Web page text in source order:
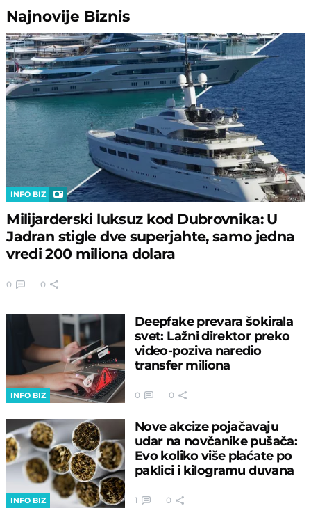
Najnovije Biznis
INFO BIZ
Milijarderski luksuz kod Dubrovnika: U
Jadran stigle dve superjahte, samo jedna
vredi 200 miliona dolara
0 0
INFO BIZ
Deepfake prevara šokirala
svet: Lažni direktor preko
video-poziva naredio
transfer miliona
0 0
INFO BIZ
Nove akcize pojačavaju
udar na novčanike pušača:
Evo koliko više plaćate po
paklici i kilogramu duvana
1 0